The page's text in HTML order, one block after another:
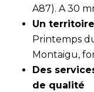
A87). A 30
Un
Printemps
Montaigu,
Des
de qualité